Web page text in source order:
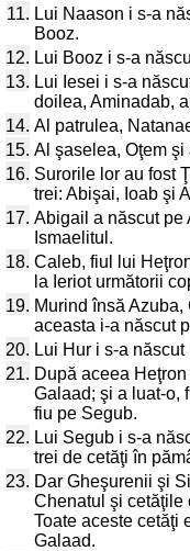
11. Lui Naason i s-a
Booz.
12. Lui Booz i s-a
13. Lui Iesei i s-a
doilea, Aminadab,
14. Al patrulea,
15. Al şaselea, Oţem
16. Surorile lor au fost
trei: Abişai, Ioab şi
17. Abigail a născut pe
Ismaelitul.
18. Caleb, fiul lui
la Ieriot următorii
19. Murind însă
aceasta i-a născut
20. Lui Hur i s-a
21. După aceea
Galaad; şi a luat-o,
fiu pe Segub.
22. Lui Segub i s-a
trei de cetăţi în
23. Dar Gheşurenii şi
Chenatul şi cetăţile
Toate aceste cetăţi
Galaad.